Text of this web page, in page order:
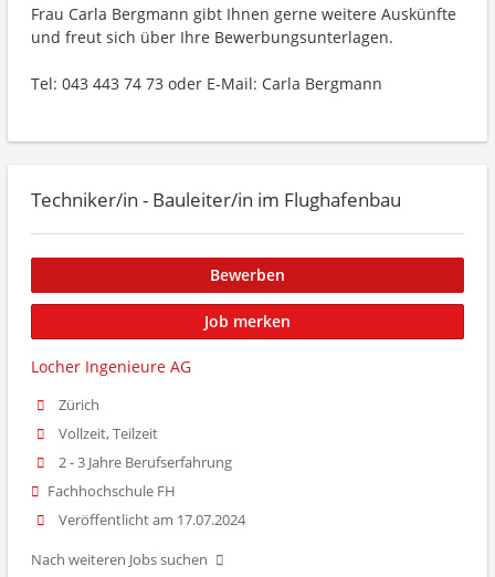
Frau Carla Bergmann gibt Ihnen gerne weitere Auskünfte
und freut sich über Ihre Bewerbungsunterlagen.
Tel: 043 443 74 73 oder E-Mail: Carla Bergmann
Techniker/in - Bauleiter/in im Flughafenbau
Bewerben
Job merken
Locher Ingenieure AG
Zürich
Vollzeit, Teilzeit
2 - 3 Jahre Berufserfahrung
Fachhochschule FH
Veröffentlicht am 17.07.2024
Nach weiteren Jobs suchen